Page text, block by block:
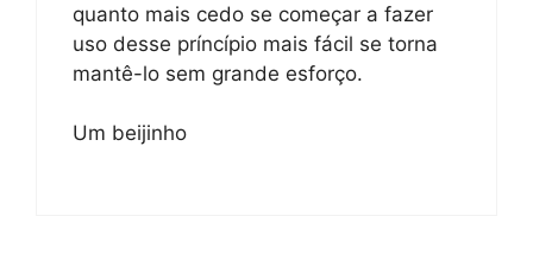
quanto mais cedo se começar a fazer
uso desse príncípio mais fácil se torna
mantê-lo sem grande esforço.
Um beijinho